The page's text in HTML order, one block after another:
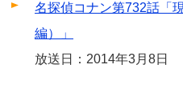
名探偵コナン第732話「
編）」
放送日：2014年3月8日